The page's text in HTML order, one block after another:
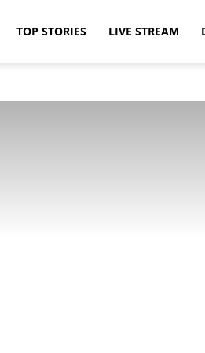
TOP STORIES LIVE STREAM